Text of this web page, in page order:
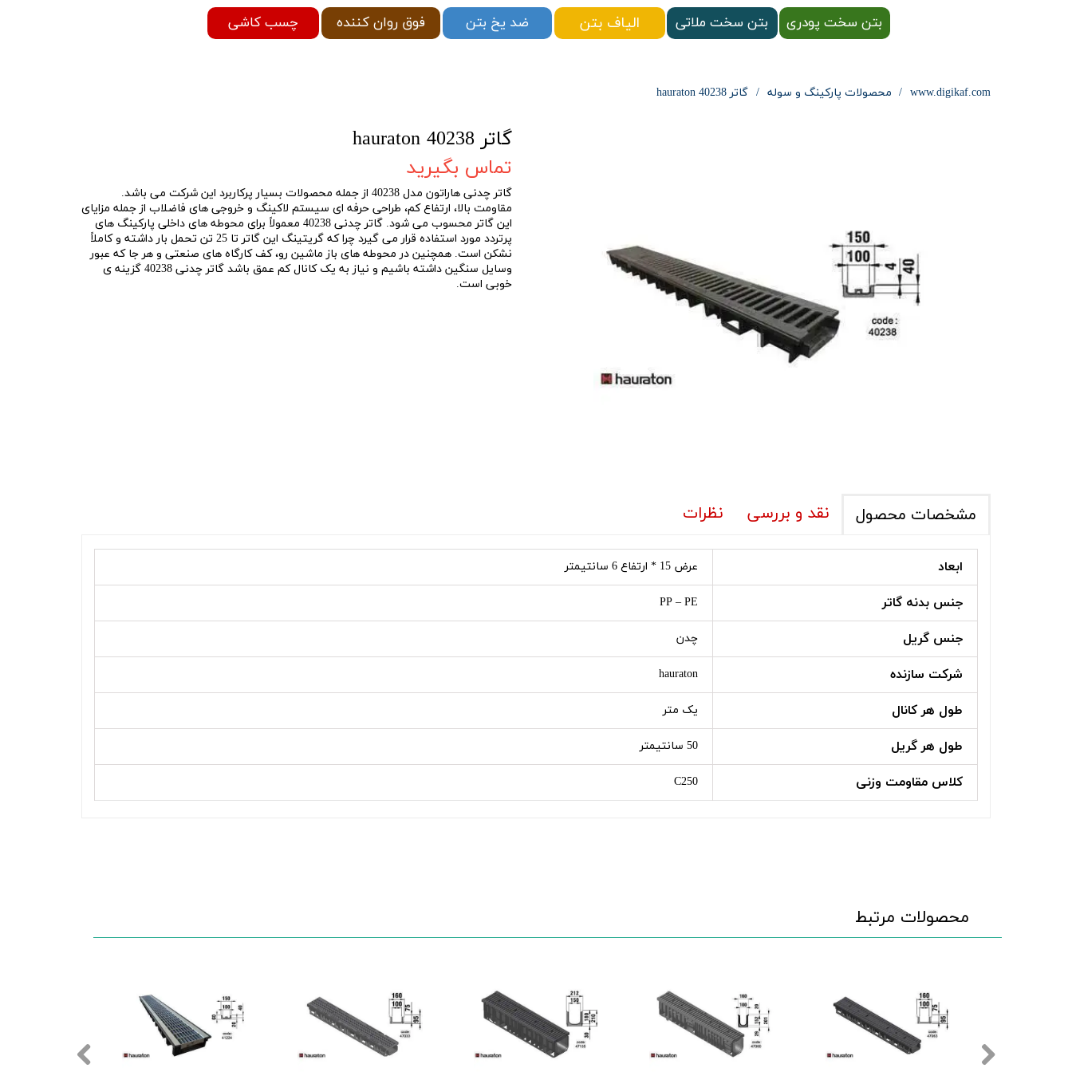
www.digikaf.com محصولات پارکینگ و سوله گاتر 40238 hauraton
گاتر 40238 hauraton
تماس بگیرید
گاتر چدنی هاراتون مدل 40238 از جمله محصولات بسیار پرکاربرد این شرکت می باشد.
مقاومت بالا، ارتفاع کم، طراحی حرفه ای سیستم لاکینگ و خروجی های فاضلاب از جمله مزایای
این گاتر محسوب می شود. گاتر چدنی 40238 معمولاً برای محوطه های داخلی پارکینگ های
پرتردد مورد استفاده قرار می گیرد چرا که گریتینگ این گاتر تا 25 تن تحمل بار داشته و کاملاً
نشکن است. همچنین در محوطه های باز ماشین رو، کف کارگاه های صنعتی و هر جا که عبور
وسایل سنگین داشته باشیم و نیاز به یک کانال کم عمق باشد گاتر چدنی 40238 گزینه ی
خوبی است.
مشخصات محصول نقد و بررسی نظرات
ابعاد عرض 15 * ارتفاع 6 سانتیمتر
جنس بدنه گاتر PP – PE
جنس گریل چدن
شرکت سازنده hauraton
طول هر کانال یک متر
طول هر گریل 50 سانتیمتر
کلاس مقاومت وزنی C250
بتن سخت پودری بتن سخت ملاتی الیاف بتن چسب کاشی فوق روان کننده ضد یخ بتن
محصولات مرتبط